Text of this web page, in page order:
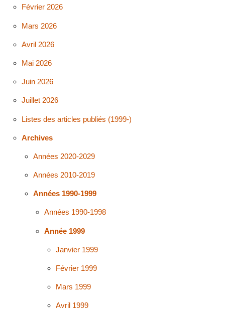
Février 2026
Mars 2026
Avril 2026
Mai 2026
Juin 2026
Juillet 2026
Listes des articles publiés (1999-)
Archives
Années 2020-2029
Années 2010-2019
Années 1990-1999
Années 1990-1998
Année 1999
Janvier 1999
Février 1999
Mars 1999
Avril 1999